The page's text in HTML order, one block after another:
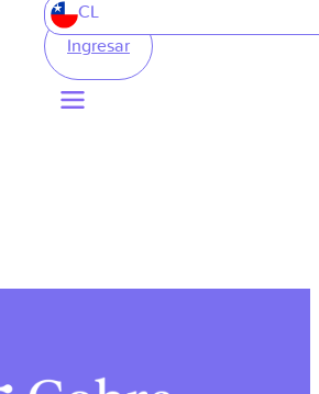
CL
Ingresar